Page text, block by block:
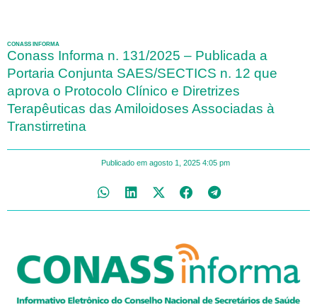
CONASS INFORMA
Conass Informa n. 131/2025 – Publicada a
Portaria Conjunta SAES/SECTICS n. 12 que
aprova o Protocolo Clínico e Diretrizes
Terapêuticas das Amiloidoses Associadas à
Transtirretina
Publicado em agosto 1, 2025 4:05 pm